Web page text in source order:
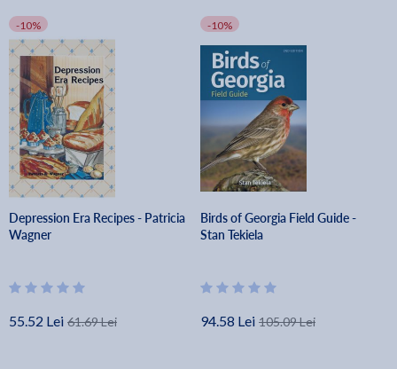
-10%
Depression Era Recipes - Patricia
Wagner
55.52 Lei 61.69 Lei
-10%
Birds of Georgia Field Guide -
Stan Tekiela
94.58 Lei 105.09 Lei